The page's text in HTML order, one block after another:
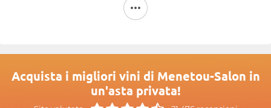
Nel nostro negozio online potete confrontare le Annate,
scegliere tra le annate di viticoltori rinomati e approfittare di
nostri vini di Menetou-Salon sono conservati con cura e
consegnati direttamente a casa vostra, in tutta sicurezza.
Che siate semplici appassionati o veri intenditori, ordinare un
Acquista i migliori vini di Menetou-Salon in
un'asta privata!